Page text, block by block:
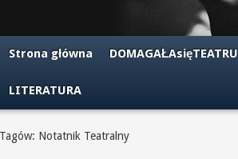
Strona główna DOMAGAŁAsięTEATRU
LITERATURA
Notatnik Teatralny